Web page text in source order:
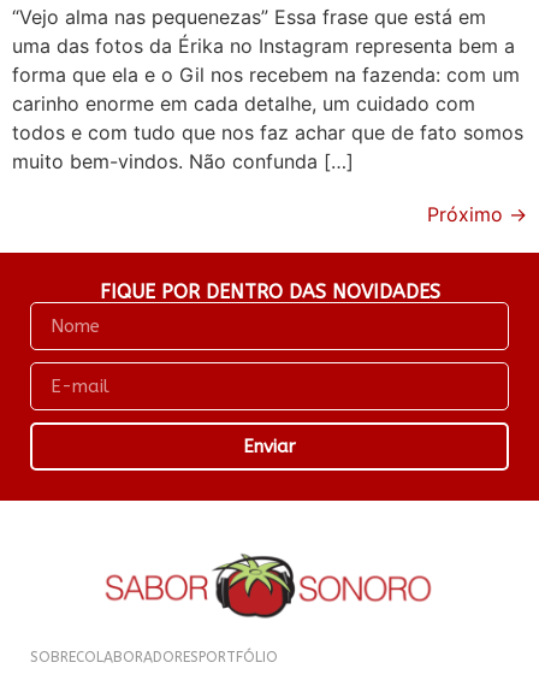
“Vejo alma nas pequenezas” Essa frase que está em
uma das fotos da Érika no Instagram representa bem a
forma que ela e o Gil nos recebem na fazenda: com um
carinho enorme em cada detalhe, um cuidado com
todos e com tudo que nos faz achar que de fato somos
muito bem-vindos. Não confunda […]
Próximo →
FIQUE POR DENTRO DAS NOVIDADES
Enviar
SOBRECOLABORADORESPORTFÓLIO